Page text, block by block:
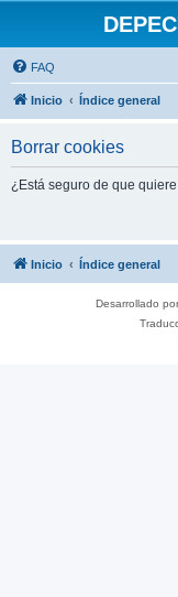
FAQ
Inicio Índice general
Borrar cookies
¿Está seguro de que
Inicio Índice general
Desarrollado